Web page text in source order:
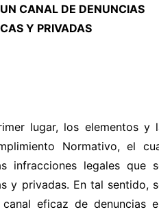
CANAL DE DENUNCIAS
Y PRIVADAS
lugar, los elementos y
Normativo, el
infracciones legales que
y privadas. En tal sentido,
eficaz de denuncias